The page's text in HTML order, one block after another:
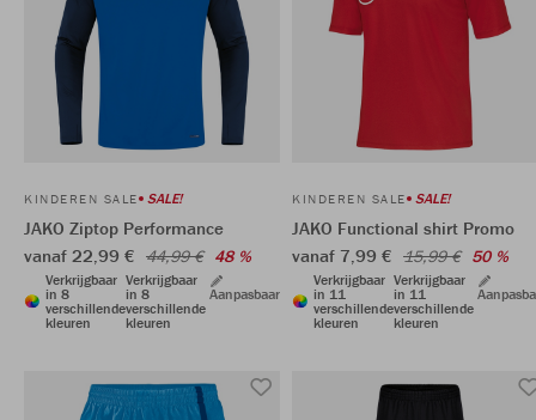
KINDEREN SALE SALE!
JAKO Ziptop Performance
vanaf 22,99 € 44,99 € 48 %
Verkrijgbaar
in 8
verschillende
kleuren
Verkrijgbaar
in 8
verschillende
kleuren
Aanpasbaar
KINDEREN SALE SALE!
JAKO Functional shirt Promo
vanaf 7,99 € 15,99 € 50 %
Verkrijgbaar
in 11
verschillende
kleuren
Verkrijgbaar
in 11
verschillende
kleuren